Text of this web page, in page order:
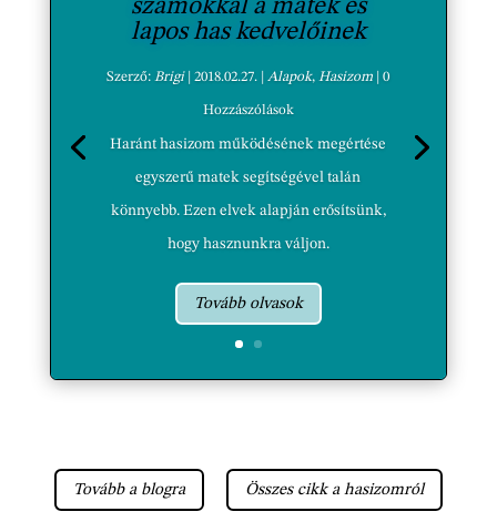
számokkal a matek és
lapos has kedvelőinek
Szerző: Brigi|2018.02.27. Alapok, Hasizom | 0
Hozzászólások
Haránt hasizom működésének megértése
egyszerű matek segítségével talán
könnyebb. Ezen elvek alapján erősítsünk,
hogy hasznunkra váljon.
Tovább olvasok
Tovább a blogra Összes cikk a hasizomról